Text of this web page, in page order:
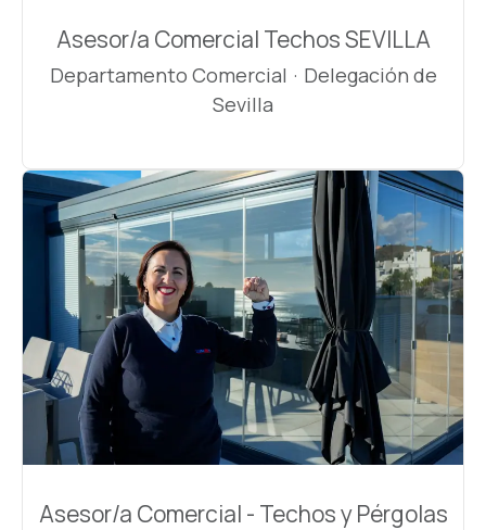
Asesor/a Comercial Techos SEVILLA
Departamento Comercial · Delegación de
Sevilla
Asesor/a Comercial - Techos y Pérgolas